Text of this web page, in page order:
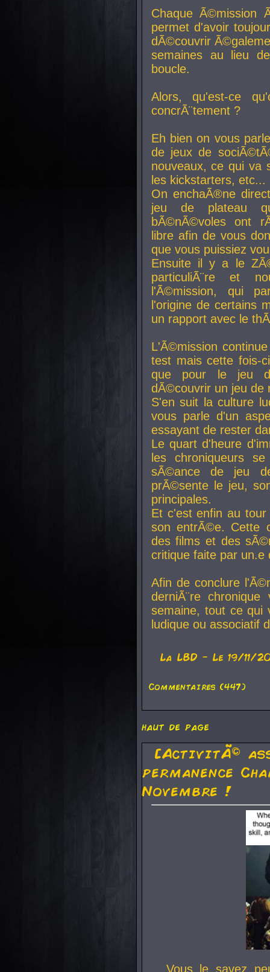
Chaque Ã©mission
permet d'avoir
dÃ©couvrir
semaines au lieu
boucle.
Alors, qu'est-ce
concrÃ¨tement ?
Eh bien on vous
de jeux de
nouveaux, ce qui va
les kickstarters, etc...
On enchaÃ®ne
jeu de plateau
bÃ©nÃ©voles ont
libre afin de vous
que vous puissiez
Ensuite il y a le
particuliÃ¨re et
l'Ã©mission, qui
l'origine de certains
un rapport avec le
L'Ã©mission
test mais cette fois-
que pour le jeu
dÃ©couvrir un jeu de
S'en suit la culture
vous parle d'un
essayant de rester
Le quart d'heure
les chroniqueurs
sÃ©ance de jeu
prÃ©sente le jeu,
principales.
Et c'est enfin au
son entrÃ©e. Cette
des films et des
critique faite par
Afin de conclure
derniÃ¨re
semaine, tout ce qui
ludique ou associatif
La LBD - Le 19/11/
Commentaires (447)
haut de page
[ActivitÃ©
permanence
Novembre !
Vous le savez